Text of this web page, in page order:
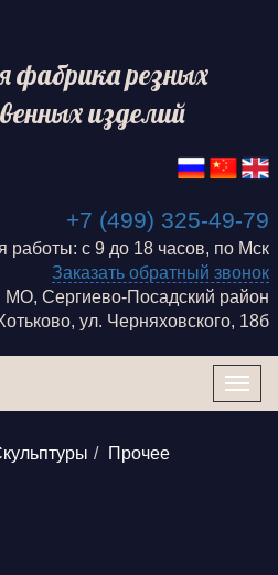
фабрика резных
изделий
+7 (499) 325-49-79
работы: с 9 до 18 часов, по Мск
Заказать обратный звонок
МО, Сергиево-Посадский район
ул. Черняховского, 18б
Прочее